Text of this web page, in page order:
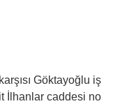
Göktayoğlu iş
İlhanlar caddesi no